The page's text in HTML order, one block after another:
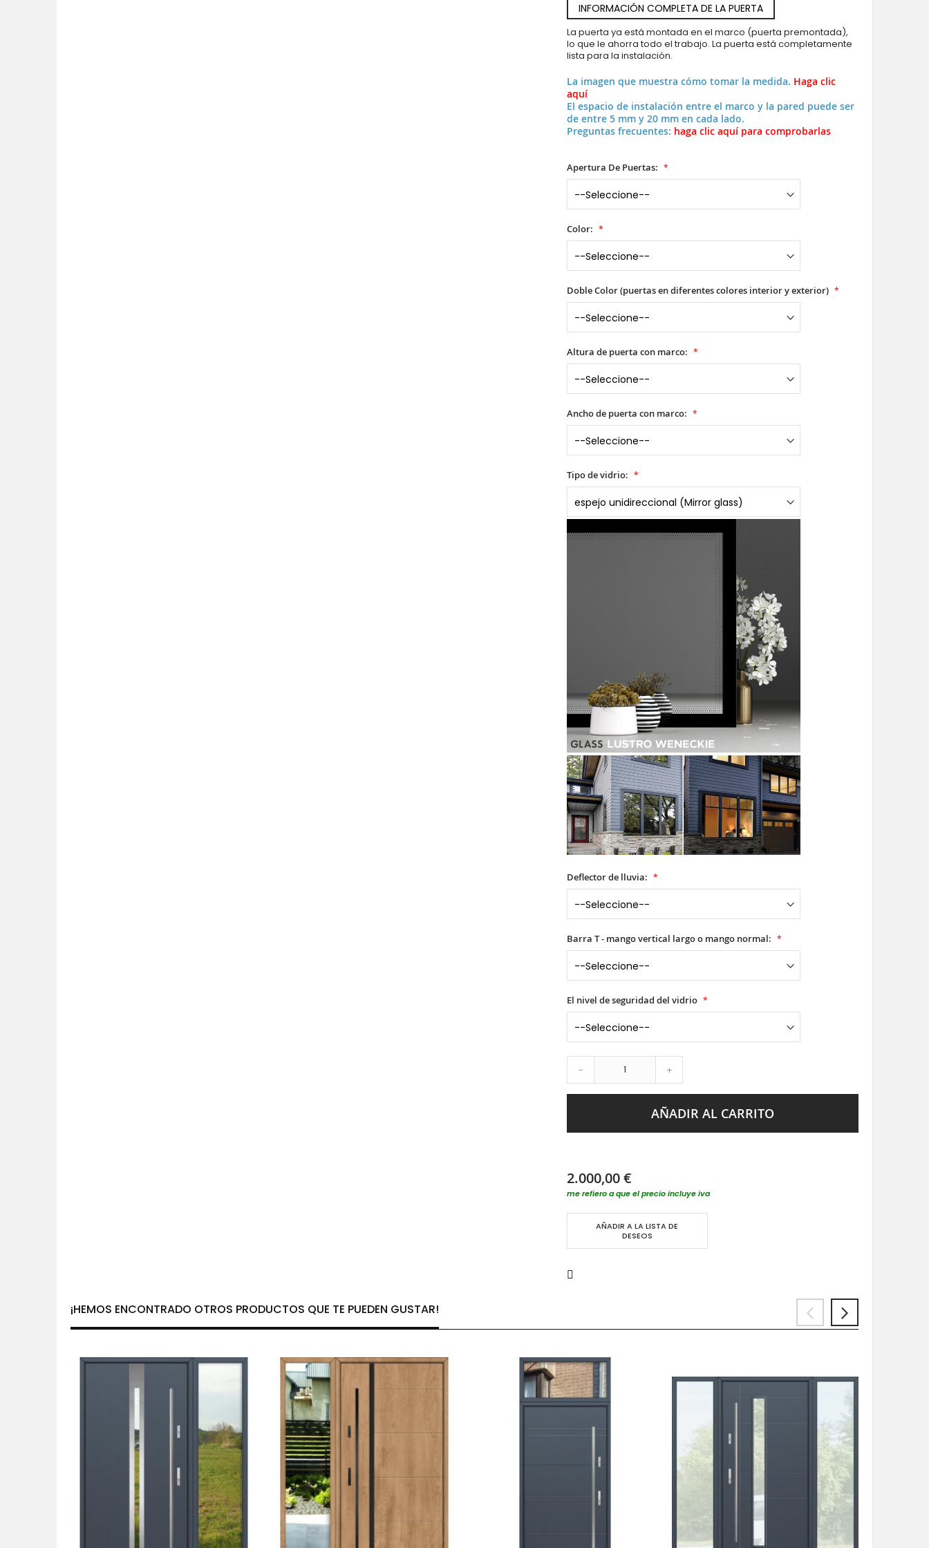
INFORMACIÓN COMPLETA DE LA PUERTA
La puerta ya está montada en el marco (puerta premontada),
lo que le ahorra todo el trabajo. La puerta está completamente
lista para la instalación.
La imagen que muestra cómo tomar la medida. Haga clic
aquí
El espacio de instalación entre el marco y la pared puede ser
de entre 5 mm y 20 mm en cada lado.
Preguntas frecuentes: haga clic aquí para comprobarlas
Apertura De Puertas:
Color:
Doble Color (puertas en diferentes colores interior y exterior)
Altura de puerta con marco:
Ancho de puerta con marco:
Tipo de vidrio:
Deflector de lluvia:
Barra T - mango vertical largo o mango normal:
El nivel de seguridad del vidrio
- +
AÑADIR AL CARRITO
2.000,00 €
me refiero a que el precio incluye iva
AÑADIR A LA LISTA DE
DESEOS
¡HEMOS ENCONTRADO OTROS PRODUCTOS QUE TE PUEDEN GUSTAR!